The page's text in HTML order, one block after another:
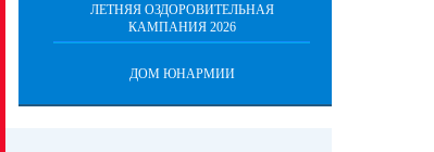
ЛЕТНЯЯ ОЗДОРОВИТЕЛЬНАЯ
КАМПАНИЯ 2026
ДОМ ЮНАРМИИ